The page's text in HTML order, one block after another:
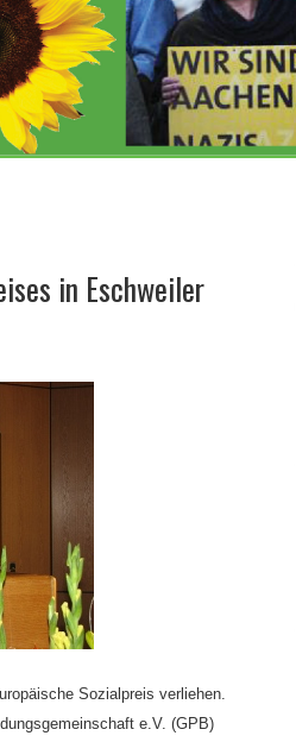
in Eschweiler
Sozialpreis verliehen.
e.V. (GPB)